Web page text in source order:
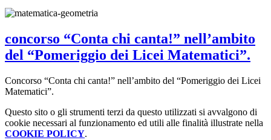
concorso “Conta chi canta!” nell’ambito
del “Pomeriggio dei Licei Matematici”.
Concorso “Conta chi canta!” nell’ambito del “Pomeriggio dei Licei
Matematici”.
Questo sito o gli strumenti terzi da questo utilizzati si avvalgono di
cookie necessari al funzionamento ed utili alle finalità illustrate nella
COOKIE POLICY.